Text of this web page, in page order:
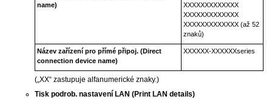
name)
XXXXXXXXXXXXX
XXXXXXXXXXXXX
XXXXXXXXXXXXX (až 52
znaků)
Název zařízení pro přímé připoj. (Direct
connection device name)
XXXXXX-XXXXXXseries
(„XX“ zastupuje alfanumerické znaky.)
Tisk podrob. nastavení LAN (Print LAN details)